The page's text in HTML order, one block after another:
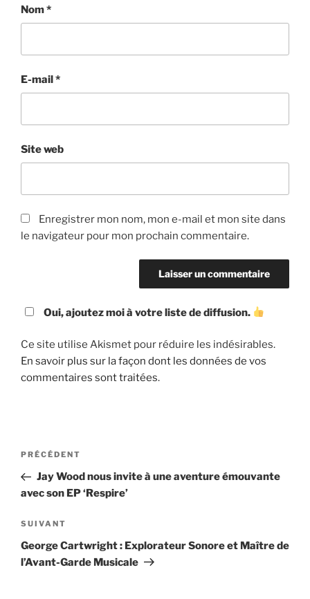
Nom*
E-mail*
Site web
Enregistrer mon nom, mon e-mail et mon site dans
le navigateur pour mon prochain commentaire.
Oui, ajoutez moi à votre liste de diffusion.
Ce site utilise Akismet pour réduire les indésirables.
En savoir plus sur la façon dont les données de vos
commentaires sont traitées.
Navigation
l’article
Article
précédent
PRÉCÉDENT
Jay Wood nous invite à une aventure émouvante
avec son EP ‘Respire’
Article
suivant
SUIVANT
George Cartwright : Explorateur Sonore et Maître de
l’Avant-Garde Musicale